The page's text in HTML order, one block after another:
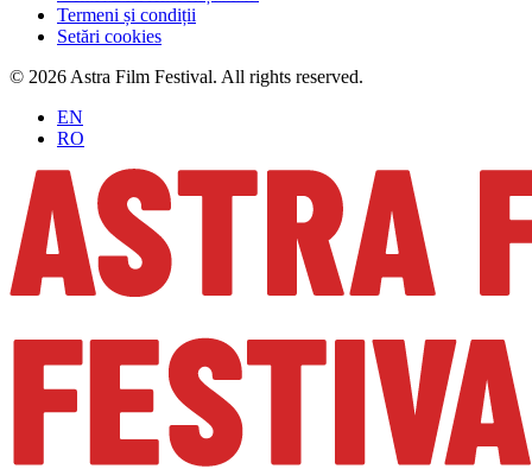
Termeni și condiții
Setări cookies
© 2026 Astra Film Festival. All rights reserved.
EN
RO